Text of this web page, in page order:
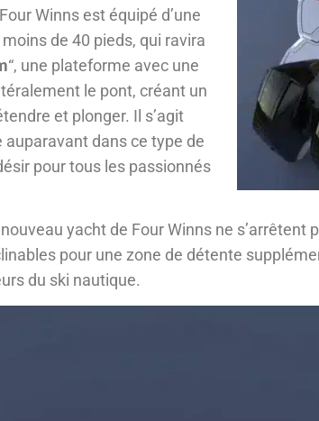
Winns est équipé d’une
de 40 pieds, qui ravira
“, une plateforme avec une
le pont, créant un
et plonger. Il s’agit
dans ce type de
pour tous les passionnés
yacht de Four Winns ne s’arrêtent
pour une zone de détente
du ski nautique.